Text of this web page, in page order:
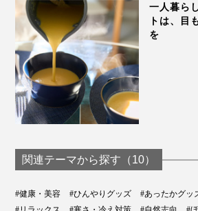
真夏の暑さ対策に、手のひらや脇の
ーンピロー」を当てるクールダウン
す。
冷たすぎない自然なヒンヤリ感、
一人暮ら
トは、目
を
関連テーマから探す（10）
#健康・美容 #ひんやりグッズ #あったかグッ